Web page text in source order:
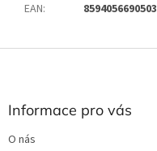
EAN: 8594056690503
Z
Informace pro vás
O nás